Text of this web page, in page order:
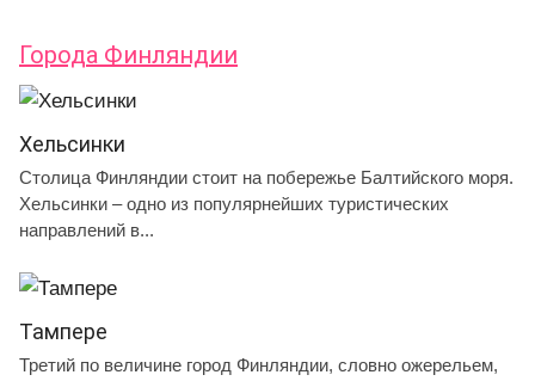
Города Финляндии
Хельсинки
Столица Финляндии стоит на побережье Балтийского моря.
Хельсинки – одно из популярнейших туристических
направлений в...
Тампере
Третий по величине город Финляндии, словно ожерельем,